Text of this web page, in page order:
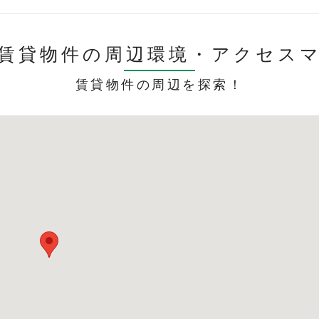
貸物件の周辺環境・ アクセス
賃貸物件の周辺を探索！